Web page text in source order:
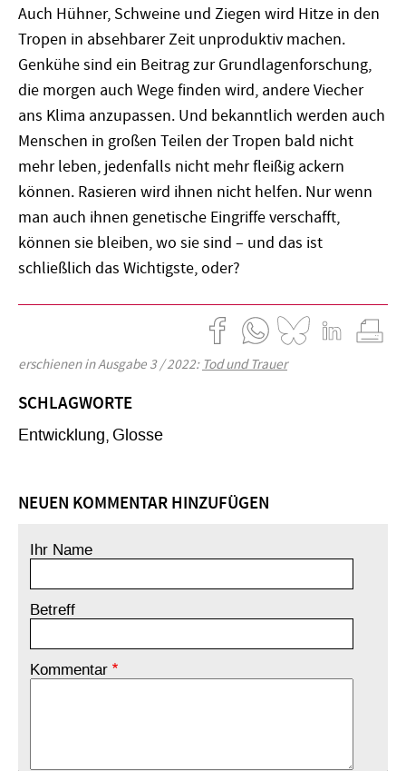
Auch Hühner, Schweine und Ziegen wird Hitze in den
Tropen in absehbarer Zeit unproduktiv machen.
Genkühe sind ein Beitrag zur Grundlagenforschung,
die morgen auch Wege finden wird, andere Viecher
ans Klima anzupassen. Und bekanntlich werden auch
Menschen in großen Teilen der Tropen bald nicht
mehr leben, jedenfalls nicht mehr fleißig ackern
können. Rasieren wird ihnen nicht helfen. Nur wenn
man auch ihnen genetische Eingriffe verschafft,
können sie bleiben, wo sie sind – und das ist
schließlich das Wichtigste, oder?
erschienen in Ausgabe 3 / 2022: Tod und Trauer
SCHLAGWORTE
Entwicklung Glosse
NEUEN KOMMENTAR HINZUFÜGEN
Ihr Name
Betreff
Kommentar